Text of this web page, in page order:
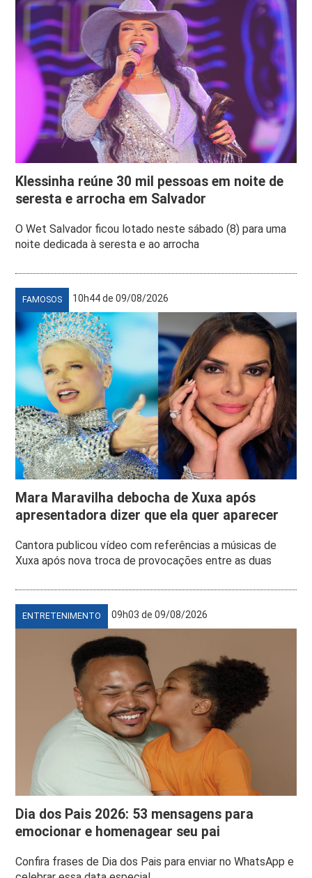
Klessinha reúne 30 mil pessoas em noite de
seresta e arrocha em Salvador
O Wet Salvador ficou lotado neste sábado (8) para uma
noite dedicada à seresta e ao arrocha
FAMOSOS 10h44 de 09/08/2026
Mara Maravilha debocha de Xuxa após
apresentadora dizer que ela quer aparecer
Cantora publicou vídeo com referências a músicas de
Xuxa após nova troca de provocações entre as duas
ENTRETENIMENTO 09h03 de 09/08/2026
Dia dos Pais 2026: 53 mensagens para
emocionar e homenagear seu pai
Confira frases de Dia dos Pais para enviar no WhatsApp e